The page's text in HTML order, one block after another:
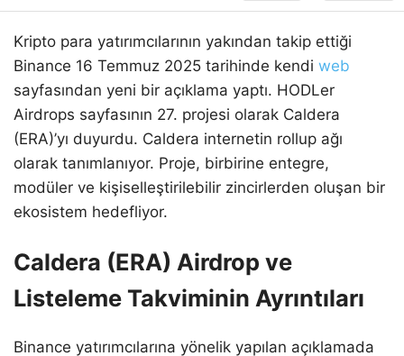
Kripto para yatırımcılarının yakından takip ettiği
Binance 16 Temmuz 2025 tarihinde kendi web
sayfasından yeni bir açıklama yaptı. HODLer
Airdrops sayfasının 27. projesi olarak Caldera
(ERA)’yı duyurdu. Caldera internetin rollup ağı
olarak tanımlanıyor. Proje, birbirine entegre,
modüler ve kişiselleştirilebilir zincirlerden oluşan bir
ekosistem hedefliyor.
Caldera (ERA) Airdrop ve
Listeleme Takviminin Ayrıntıları
Binance yatırımcılarına yönelik yapılan açıklamada